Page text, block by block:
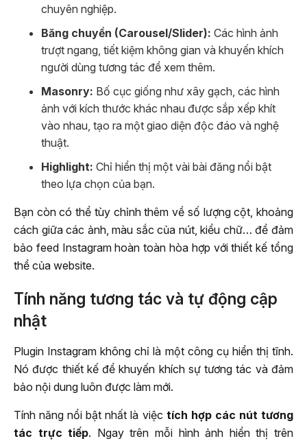
chuyên nghiệp.
Băng chuyền (Carousel/Slider): Các hình ảnh
trượt ngang, tiết kiệm không gian và khuyến khích
người dùng tương tác để xem thêm.
Masonry: Bố cục giống như xây gạch, các hình
ảnh với kích thước khác nhau được sắp xếp khít
vào nhau, tạo ra một giao diện độc đáo và nghệ
thuật.
Highlight: Chỉ hiển thị một vài bài đăng nổi bật
theo lựa chọn của bạn.
Bạn còn có thể tùy chỉnh thêm về số lượng cột, khoảng
cách giữa các ảnh, màu sắc của nút, kiểu chữ… để đảm
bảo feed Instagram hoàn toàn hòa hợp với thiết kế tổng
thể của website.
Tính năng tương tác và tự động cập
nhật
Plugin Instagram không chỉ là một công cụ hiển thị tĩnh.
Nó được thiết kế để khuyến khích sự tương tác và đảm
bảo nội dung luôn được làm mới.
Tính năng nổi bật nhất là việc tích hợp các nút tương
tác trực tiếp. Ngay trên mỗi hình ảnh hiển thị trên